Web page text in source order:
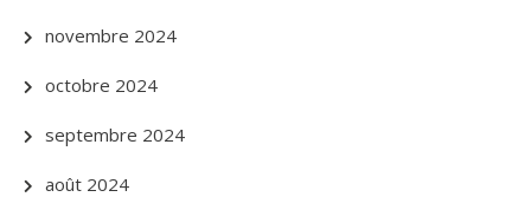
novembre 2024
octobre 2024
septembre 2024
août 2024